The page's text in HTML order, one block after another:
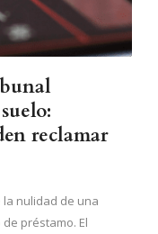
reclamar
la nulidad de una
préstamo. El